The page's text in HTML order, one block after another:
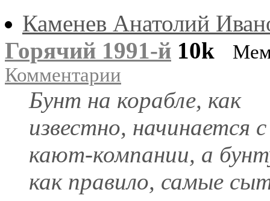
Каменев Анатолий
Горячий 1991-й 10k
Комментарии
Бунт на корабле, как
известно, начинается с
кают-компании, а
как правило, самые